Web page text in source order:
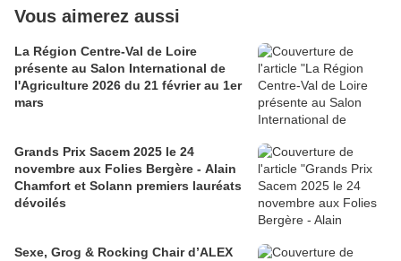
Vous aimerez aussi
La Région Centre-Val de Loire
présente au Salon International de
l'Agriculture 2026 du 21 février au 1er
mars
Grands Prix Sacem 2025 le 24
novembre aux Folies Bergère - Alain
Chamfort et Solann premiers lauréats
dévoilés
Sexe, Grog & Rocking Chair d’ALEX